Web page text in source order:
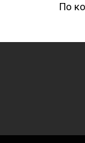
По